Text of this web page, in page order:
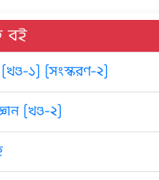
বই
[খণ্ড-১] [সংস্করণ-২]
[খণ্ড-২]